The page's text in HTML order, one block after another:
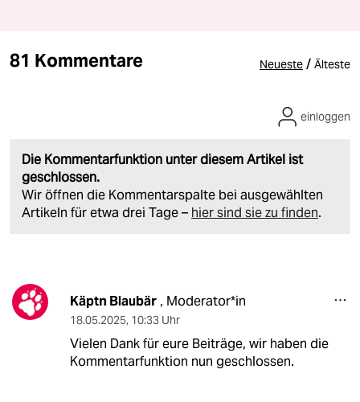
81 Kommentare Neueste / Älteste
Die Kommentarfunktion unter diesem Artikel ist
geschlossen.
Wir öffnen die Kommentarspalte bei ausgewählten
Artikeln für etwa drei Tage – hier sind sie zu finden.
einloggen
Käptn Blaubär , Moderator*in
18.05.2025, 10:33 Uhr
Vielen Dank für eure Beiträge, wir haben die
Kommentarfunktion nun geschlossen.